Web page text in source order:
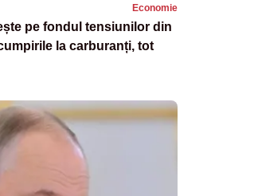
Economie
pe fondul tensiunilor din
la carburanți, tot